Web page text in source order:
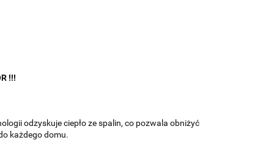
!!!
odzyskuje ciepło ze spalin, co pozwala obniżyć
każdego domu.